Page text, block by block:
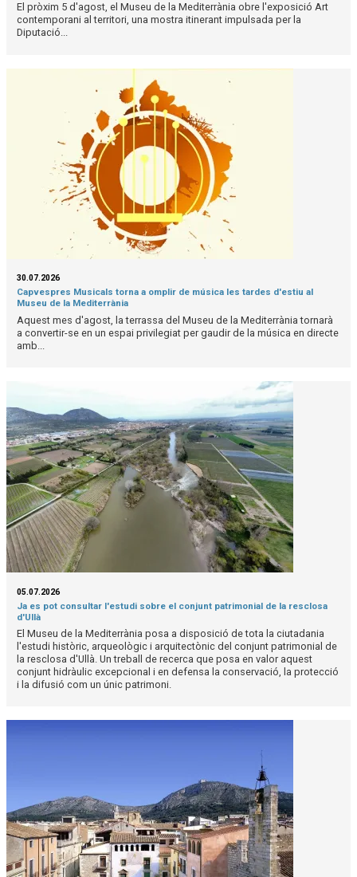
El pròxim 5 d'agost, el Museu de la Mediterrània obre l'exposició Art
contemporani al territori, una mostra itinerant impulsada per la
Diputació...
30.07.2026
Capvespres Musicals torna a omplir de música les tardes d'estiu al
Museu de la Mediterrània
Aquest mes d'agost, la terrassa del Museu de la Mediterrània tornarà
a convertir-se en un espai privilegiat per gaudir de la música en directe
amb...
05.07.2026
Ja es pot consultar l'estudi sobre el conjunt patrimonial de la resclosa
d'Ullà
El Museu de la Mediterrània posa a disposició de tota la ciutadania
l'estudi històric, arqueològic i arquitectònic del conjunt patrimonial de
la resclosa d'Ullà. Un treball de recerca que posa en valor aquest
conjunt hidràulic excepcional i en defensa la conservació, la protecció
i la difusió com un únic patrimoni.